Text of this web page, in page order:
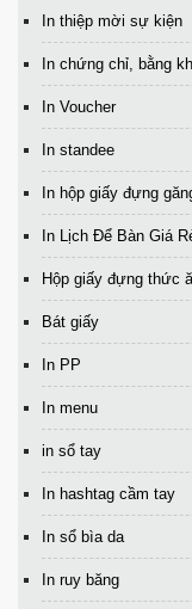
In thiệp mời sự kiện
In chứng chỉ, bằng
In Voucher
In standee
In hộp giấy đựng
In Lịch Để Bàn Giá
Hộp giấy đựng thức
Bát giấy
In PP
In menu
in sổ tay
In hashtag cầm tay
In sổ bìa da
In ruy băng